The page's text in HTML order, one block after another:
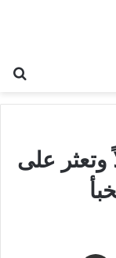
وتعثر على
تيلقرام